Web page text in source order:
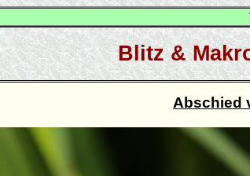
Blitz &
Abschied